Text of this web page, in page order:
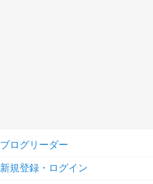
ブログリーダー
新規登録・ログイン